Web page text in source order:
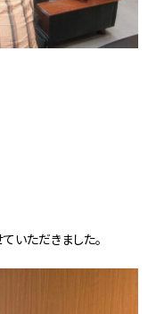
いただきました。